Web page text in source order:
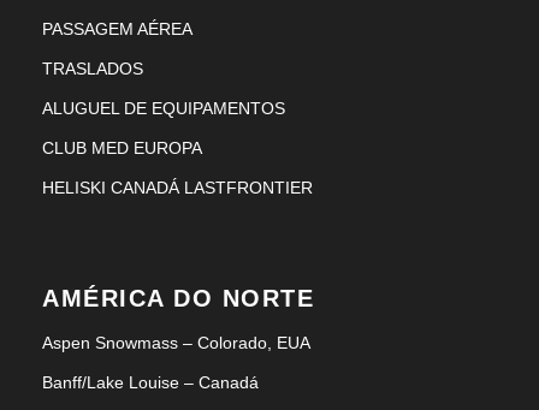
PASSAGEM AÉREA
TRASLADOS
ALUGUEL DE EQUIPAMENTOS
CLUB MED EUROPA
HELISKI CANADÁ LASTFRONTIER
AMÉRICA DO NORTE
Aspen Snowmass – Colorado, EUA
Banff/Lake Louise – Canadá